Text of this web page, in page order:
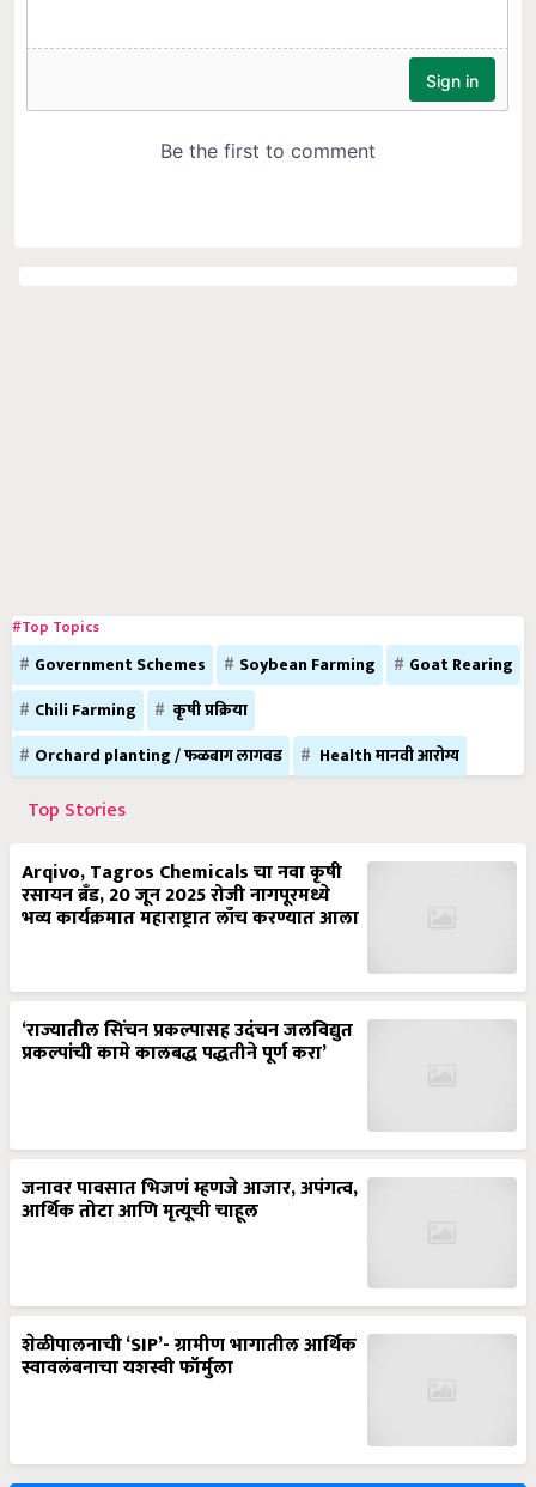
#Top Topics
Government Schemes Soybean Farming
Goat Rearing
Chili Farming
कृषी प्रक्रिया
Orchard planting / फळबाग लागवड
Health मानवी आरोग्य
Top Stories
Arqivo, Tagros Chemicals चा नवा कृषी
रसायन ब्रँड, 20 जून 2025 रोजी नागपूरमध्ये
भव्य कार्यक्रमात महाराष्ट्रात लाँच करण्यात आला
‘राज्यातील सिंचन प्रकल्पासह उदंचन जलविद्युत
प्रकल्पांची कामे कालबद्ध पद्धतीने पूर्ण करा’
जनावर पावसात भिजणं म्हणजे आजार, अपंगत्व,
आर्थिक तोटा आणि मृत्यूची चाहूल
शेळीपालनाची ‘SIP’- ग्रामीण भागातील आर्थिक
स्वावलंबनाचा यशस्वी फॉर्मुला